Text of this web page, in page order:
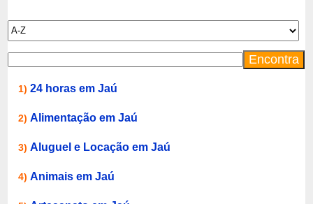
1)24 horas em Jaú
2)Alimentação em Jaú
3)Aluguel e Locação em Jaú
4)Animais em Jaú